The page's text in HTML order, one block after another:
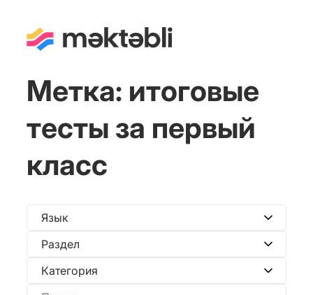
Метка: итоговые
тесты за первый
класс